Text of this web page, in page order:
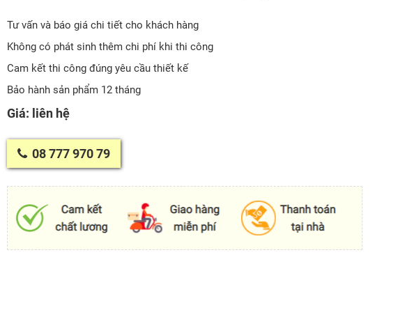
Tư vấn và báo giá chi tiết cho khách hàng
Không có phát sinh thêm chi phí khi thi công
Cam kết thi công đúng yêu cầu thiết kế
Bảo hành sản phẩm 12 tháng
Giá: liên hệ
08 777 970 79